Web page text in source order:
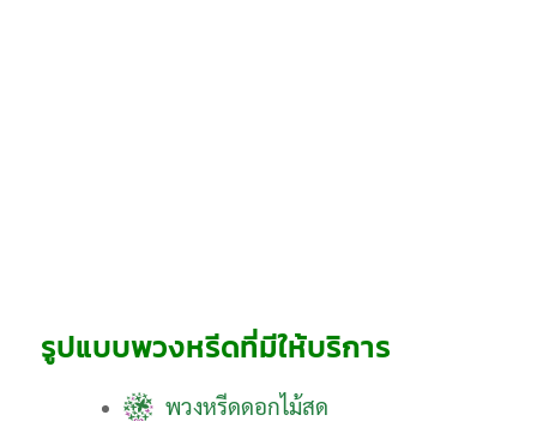
รูปแบบพวงหรีดที่มีให้บริการ
พวงหรีดดอกไม้สด